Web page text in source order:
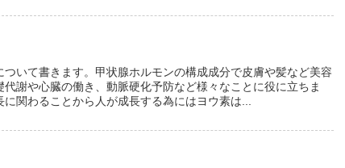
いて書きます。甲状腺ホルモンの構成成分で皮膚や髪など美容
謝や心臓の働き、動脈硬化予防など様々なことに役に立ちま
関わることから人が成長する為にはヨウ素は...